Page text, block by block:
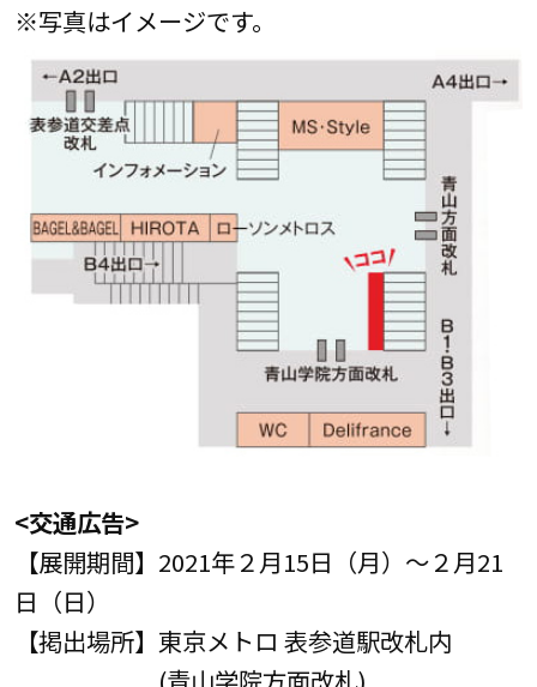
※写真はイメージです。
<交通広告>
【展開期間】2021年２月15日（月）～２月21
日（日）
【掲出場所】東京メトロ 表参道駅改札内